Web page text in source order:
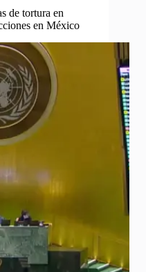
de tortura en
en México